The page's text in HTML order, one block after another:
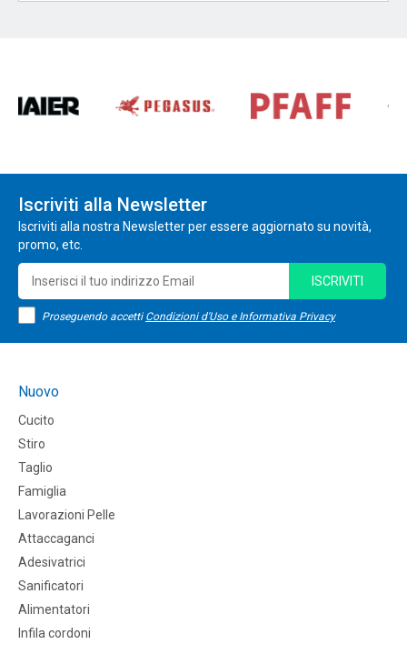
Iscriviti alla Newsletter
Iscriviti alla nostra Newsletter per essere aggiornato su novità,
promo, etc.
Proseguendo accetti Condizioni d'Uso e Informativa Privacy
ISCRIVITI
Nuovo
Cucito
Stiro
Taglio
Famiglia
Lavorazioni Pelle
Attaccaganci
Adesivatrici
Sanificatori
Alimentatori
Infila cordoni